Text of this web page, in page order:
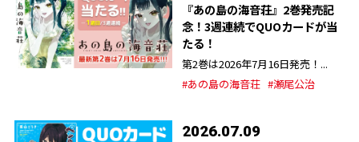
『あの島の海音荘』2巻発売記
念！3週連続でQUOカードが当
たる！
第2巻は2026年7月16日発売！...
#あの島の海音荘 #瀬尾公治
2026.07.09